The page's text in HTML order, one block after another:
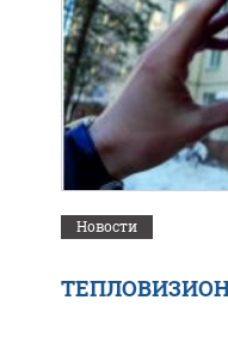
Новости